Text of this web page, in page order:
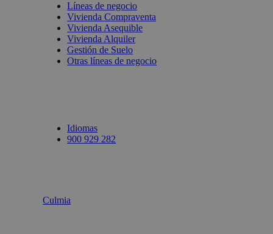
Líneas de negocio
Vivienda Compraventa
Vivienda Asequible
Vivienda Alquiler
Gestión de Suelo
Otras líneas de negocio
Idiomas
900 929 282
Culmia